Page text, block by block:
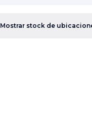
Mostrar stock de